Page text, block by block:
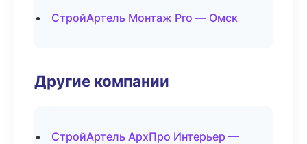
СтройАртель Монтаж Pro — Омск
Другие компании
СтройАртель АрхПро Интерьер —